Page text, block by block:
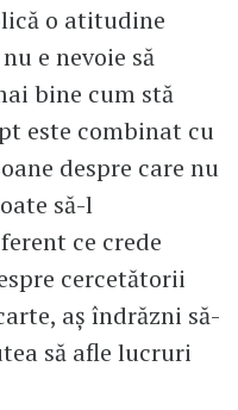
o atitudine
e nevoie să
bine cum stă
este combinat cu
despre care nu
să-l
ce crede
cercetătorii
aș îndrăzni să-
să afle lucruri